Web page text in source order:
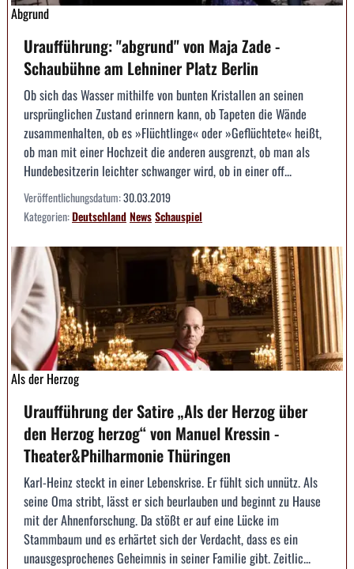
Abgrund
Uraufführung: "abgrund" von Maja Zade -
Schaubühne am Lehniner Platz Berlin
Ob sich das Wasser mithilfe von bunten Kristallen an seinen
ursprünglichen Zustand erinnern kann, ob Tapeten die Wände
zusammenhalten, ob es »Flüchtlinge« oder »Geflüchtete« heißt,
ob man mit einer Hochzeit die anderen ausgrenzt, ob man als
Hundebesitzerin leichter schwanger wird, ob in einer off...
Veröffentlichungsdatum:30.03.2019
Kategorien:DeutschlandNewsSchauspiel
Als der Herzog
Uraufführung der Satire „Als der Herzog über
den Herzog herzog“ von Manuel Kressin -
Theater&Philharmonie Thüringen
Karl-Heinz steckt in einer Lebenskrise. Er fühlt sich unnütz. Als
seine Oma stribt, lässt er sich beurlauben und beginnt zu Hause
mit der Ahnenforschung. Da stößt er auf eine Lücke im
Stammbaum und es erhärtet sich der Verdacht, dass es ein
unausgesprochenes Geheimnis in seiner Familie gibt. Zeitlic...